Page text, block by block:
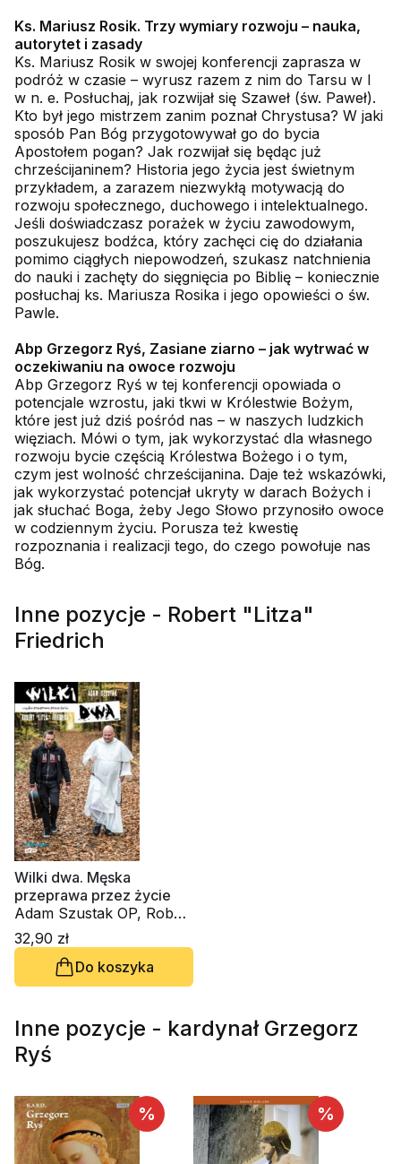
Ks. Mariusz Rosik. Trzy wymiary rozwoju – nauka,
autorytet i zasady
Ks. Mariusz Rosik w swojej konferencji zaprasza w
podróż w czasie – wyrusz razem z nim do Tarsu w I
w n. e. Posłuchaj, jak rozwijał się Szaweł (św. Paweł).
Kto był jego mistrzem zanim poznał Chrystusa? W jaki
sposób Pan Bóg przygotowywał go do bycia
Apostołem pogan? Jak rozwijał się będąc już
chrześcijaninem? Historia jego życia jest świetnym
przykładem, a zarazem niezwykłą motywacją do
rozwoju społecznego, duchowego i intelektualnego.
Jeśli doświadczasz porażek w życiu zawodowym,
poszukujesz bodźca, który zachęci cię do działania
pomimo ciągłych niepowodzeń, szukasz natchnienia
do nauki i zachęty do sięgnięcia po Biblię – koniecznie
posłuchaj ks. Mariusza Rosika i jego opowieści o św.
Pawle.
Abp Grzegorz Ryś, Zasiane ziarno – jak wytrwać w
oczekiwaniu na owoce rozwoju
Abp Grzegorz Ryś w tej konferencji opowiada o
potencjale wzrostu, jaki tkwi w Królestwie Bożym,
które jest już dziś pośród nas – w naszych ludzkich
więziach. Mówi o tym, jak wykorzystać dla własnego
rozwoju bycie częścią Królestwa Bożego i o tym,
czym jest wolność chrześcijanina. Daje też wskazówki,
jak wykorzystać potencjał ukryty w darach Bożych i
jak słuchać Boga, żeby Jego Słowo przynosiło owoce
w codziennym życiu. Porusza też kwestię
rozpoznania i realizacji tego, do czego powołuje nas
Bóg.
Inne pozycje - Robert "Litza"
Friedrich
Wilki dwa. Męska
przeprawa przez życie
Adam Szustak OP, Robert
"Litza" Friedrich
32,90 zł
Do koszyka
Inne pozycje - kardynał Grzegorz
Ryś
% %